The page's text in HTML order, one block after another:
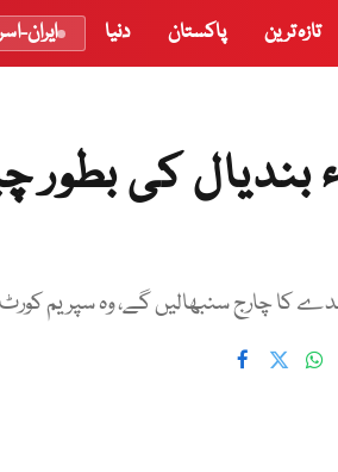
تازہ ترین پاکستان دنیا ایران-
کی بطور